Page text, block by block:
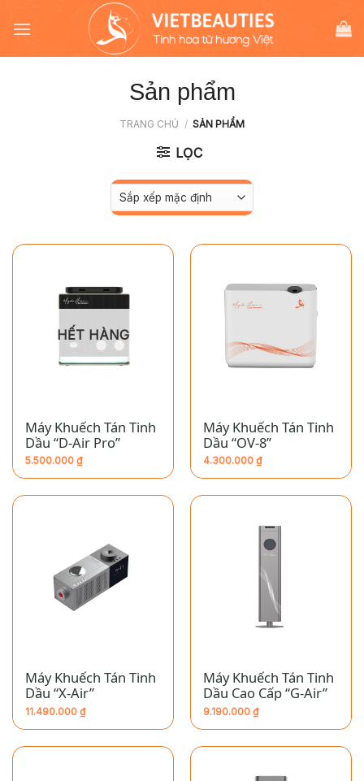
đến
Sản phẩm
TRANG CHỦ / SẢN PHẨM
LỌC
HẾT HÀNG
Máy Khuếch Tán Tinh
Dầu “D-Air Pro”
5.500.000 ₫
Máy Khuếch Tán Tinh
Dầu “OV-8”
4.300.000 ₫
Máy Khuếch Tán Tinh
Dầu “X-Air”
11.490.000 ₫
Máy Khuếch Tán Tinh
Dầu Cao Cấp “G-Air”
9.190.000 ₫